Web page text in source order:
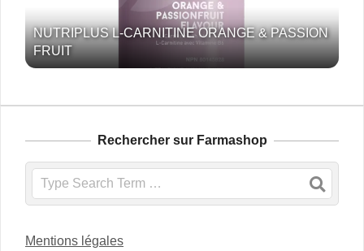
NUTRIPLUS L-CARNITINE ORANGE & PASSION
FRUIT
Rechercher sur Farmashop
Search
Mentions légales